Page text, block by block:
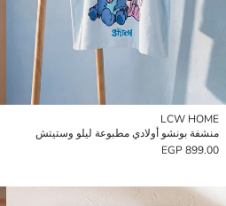
LCW HOME
منشفة بونشو أولادي مطبوعة ليلو وستيتش
899.00 EGP